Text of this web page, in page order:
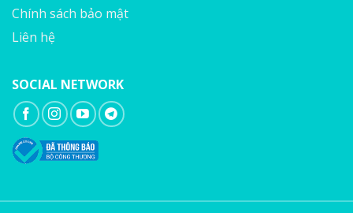
Chính sách bảo mật
Liên hệ
SOCIAL NETWORK